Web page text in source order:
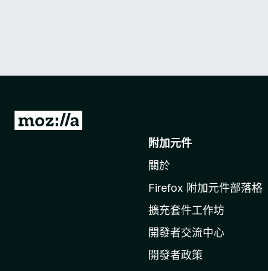
前
附加元件
關於
Firefox 附加元件部落格
擴充套件工作坊
開發者交流中心
開發者政策